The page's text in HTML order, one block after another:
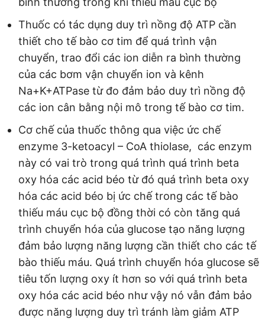
Thuốc có tác dụng duy trì nồng độ ATP cần
thiết cho tế bào cơ tim để quá trình vận
chuyển, trao đổi các ion diễn ra bình thường
của các bơm vận chuyển ion và kênh
Na+K+ATPase từ đo đảm bảo duy trì nồng độ
các ion cân bằng nội mô trong tế bào cơ tim.
Cơ chế của thuốc thông qua việc ức chế
enzyme 3-ketoacyl – CoA thiolase, các enzym
này có vai trò trong quá trình quá trình beta
oxy hóa các acid béo từ đó quá trình beta oxy
hóa các acid béo bị ức chế trong các tế bào
thiếu máu cục bộ đồng thời có còn tăng quá
trình chuyển hóa của glucose tạo năng lượng
đảm bảo lượng năng lượng cần thiết cho các tế
bào thiếu máu. Quá trình chuyển hóa glucose sẽ
tiêu tốn lượng oxy ít hơn so với quá trình beta
oxy hóa các acid béo như vậy nó vẫn đảm bảo
được năng lượng duy trì tránh làm giảm ATP